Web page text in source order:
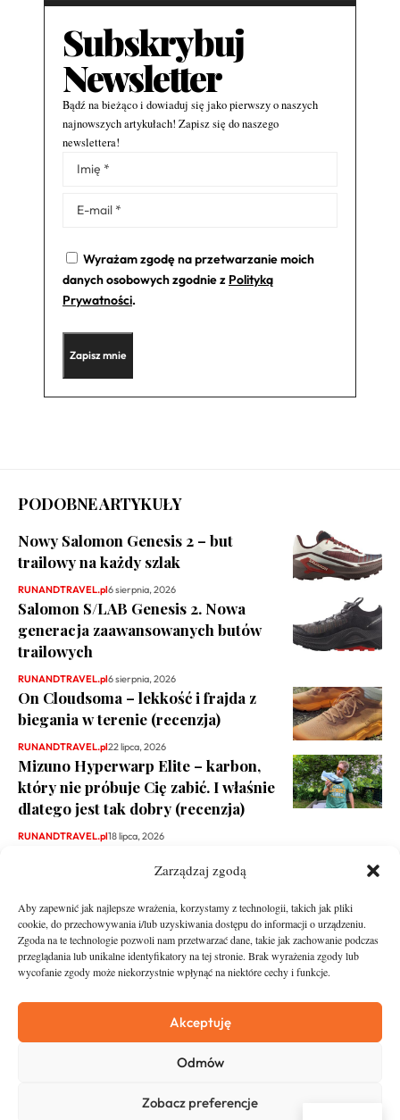
Zarządzaj zgodą
Aby zapewnić jak najlepsze wrażenia, korzystamy z technologii, takich jak pliki
cookie, do przechowywania i/lub uzyskiwania dostępu do informacji o urządzeniu.
Zgoda na te technologie pozwoli nam przetwarzać dane, takie jak zachowanie podczas
przeglądania lub unikalne identyfikatory na tej stronie. Brak wyrażenia zgody lub
wycofanie zgody może niekorzystnie wpłynąć na niektóre cechy i funkcje.
Akceptuję
Odmów
Zobacz preferencje
Subskrybuj
Newsletter
Bądź na bieżąco i dowiaduj się jako pierwszy o naszych
najnowszych artykułach! Zapisz się do naszego
newslettera!
Wyrażam zgodę na przetwarzanie moich
danych osobowych zgodnie z Polityką
Prywatności.
Alternative:
PODOBNE ARTYKUŁY
Nowy Salomon Genesis 2 – but
trailowy na każdy szlak
RUNANDTRAVEL.pl6 sierpnia, 2026
Salomon S/LAB Genesis 2. Nowa
generacja zaawansowanych butów
trailowych
RUNANDTRAVEL.pl6 sierpnia, 2026
On Cloudsoma – lekkość i frajda z
biegania w terenie (recenzja)
RUNANDTRAVEL.pl22 lipca, 2026
Mizuno Hyperwarp Elite – karbon,
który nie próbuje Cię zabić. I właśnie
dlatego jest tak dobry (recenzja)
RUNANDTRAVEL.pl18 lipca, 2026
Asfalt
O nas
Zostań Patronem
Kontakt